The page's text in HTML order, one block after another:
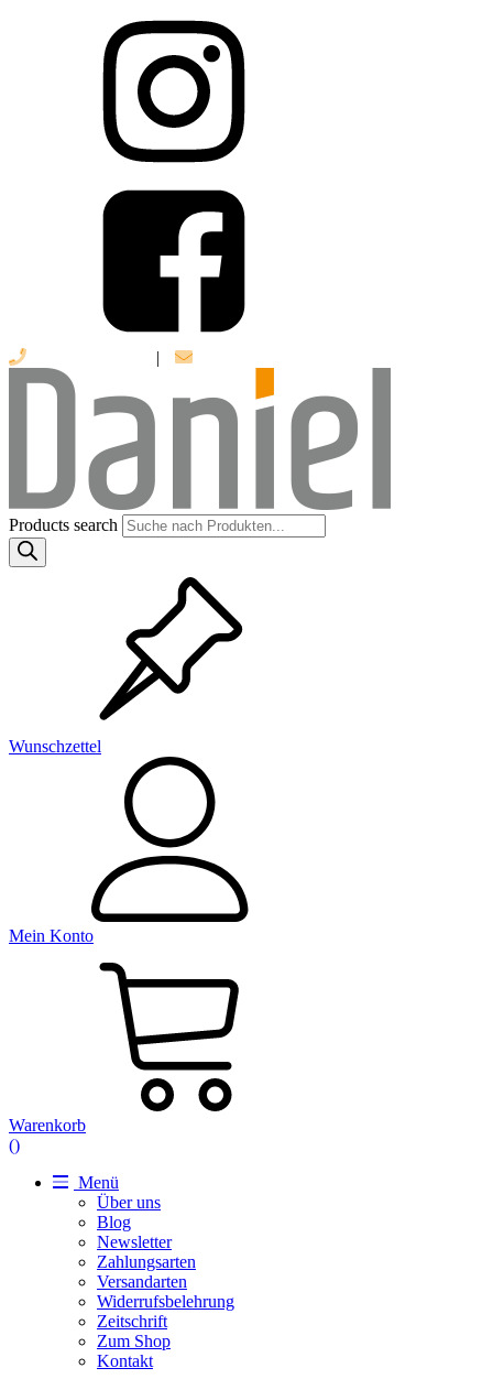
|
Products search
Wunschzettel
Mein Konto
Warenkorb
()
Menü
Über uns
Blog
Newsletter
Zahlungsarten
Versandarten
Widerrufsbelehrung
Zeitschrift
Zum Shop
Kontakt